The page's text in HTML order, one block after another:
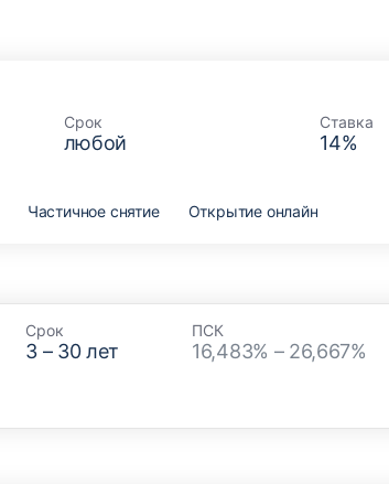
Срок
любой
Ставка
14%
Частичное снятие Открытие онлайн
Срок
3– 30лет
ПСК
16,483% – 26,667%